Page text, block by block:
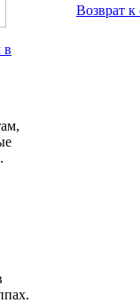
в
Возврат к